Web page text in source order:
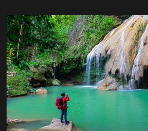
ลพบุรี
วิทยุ
FM
ลพบุรี